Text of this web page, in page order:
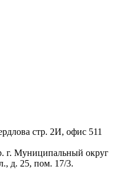
стр. 2И, офис 511
г. Муниципальный округ
д. 25, пом. 17/3.